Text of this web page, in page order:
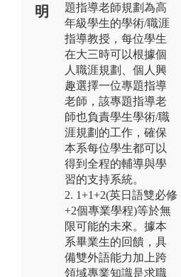
明
題指導老師規劃為高
年級學生的學術/職涯
指導教授，每位學生
在大三時可以根據個
人職涯規劃、個人興
趣選擇一位專題指導
老師，該專題指導老
師也負責學生學術/職
涯規劃的工作，確保
本系每位學生都可以
得到全程的輔導與學
習的支持系統。
2. 1+1+2(英日語雙必修
+2個專業學程)等於無
限可能的未來。據本
系畢業生的回饋，具
備雙外語能力加上跨
領域專業知識是求職